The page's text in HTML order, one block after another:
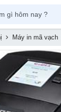
Máy in mã vạch